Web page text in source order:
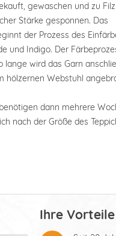
gewaschen und zu Filz
Stärke gesponnen. Das
der Prozess des
und Indigo. Der
wird das Garn
hölzernen Webstuhl
dann mehrere
nach der Größe des
Ihre Vorteile